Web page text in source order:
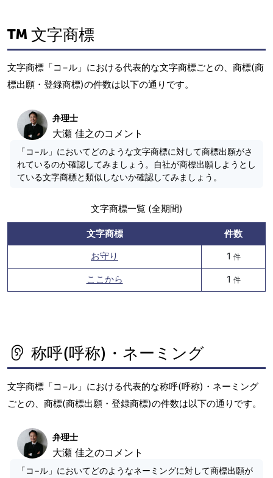
文字商標
文字商標「コ−ル」における代表的な文字商標ごとの、商標(商
標出願・登録商標)の件数は以下の通りです。
弁理士
大瀬 佳之のコメント
「コ−ル」においてどのような文字商標に対して商標出願がさ
れているのか確認してみましょう。自社が商標出願しようとし
ている文字商標と類似しないか確認してみましょう。
文字商標一覧 (全期間)
文字商標
件数
お守り
1 件
ここから 1 件
称呼(呼称)・ネーミング
文字商標「コ−ル」における代表的な称呼(呼称)・ネーミング
ごとの、商標(商標出願・登録商標)の件数は以下の通りです。
弁理士
大瀬 佳之のコメント
「コ−ル」においてどのようなネーミングに対して商標出願が